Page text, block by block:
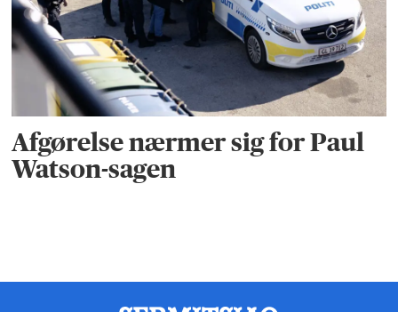
Afgørelse nærmer sig for Paul
Watson-sagen